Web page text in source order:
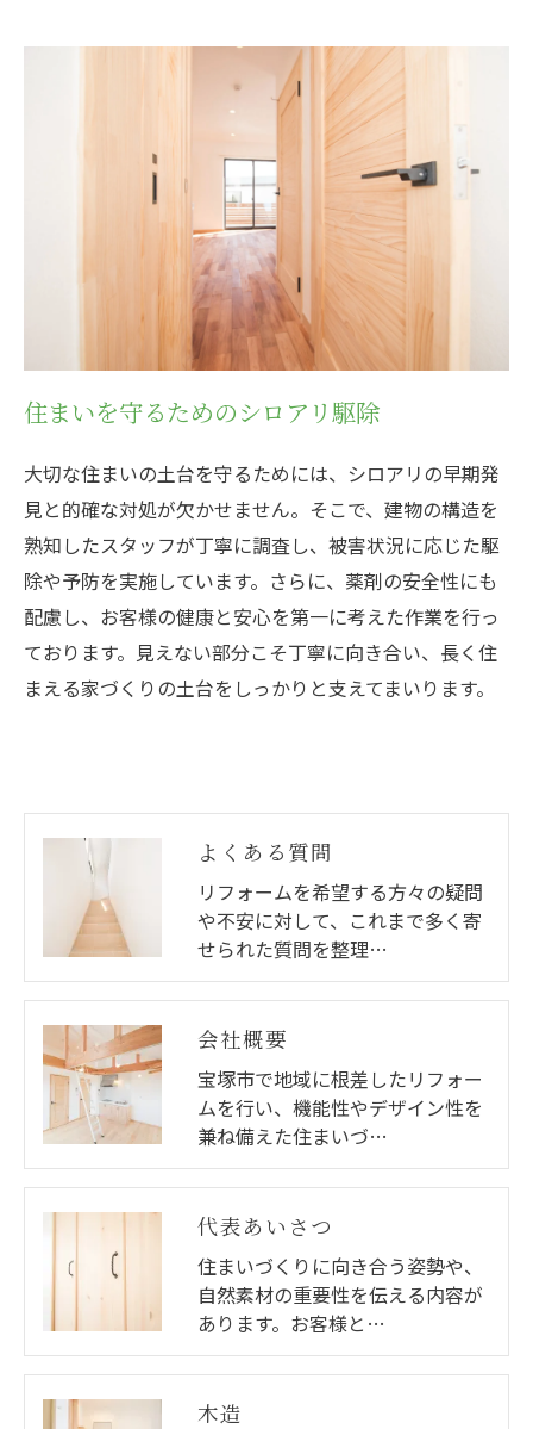
住まいを守るためのシロアリ駆除
大切な住まいの土台を守るためには、シロアリの早期発
見と的確な対処が欠かせません。そこで、建物の構造を
熟知したスタッフが丁寧に調査し、被害状況に応じた駆
除や予防を実施しています。さらに、薬剤の安全性にも
配慮し、お客様の健康と安心を第一に考えた作業を行っ
ております。見えない部分こそ丁寧に向き合い、長く住
まえる家づくりの土台をしっかりと支えてまいります。
よくある質問
リフォームを希望する方々の疑問
や不安に対して、これまで多く寄
せられた質問を整理…
会社概要
宝塚市で地域に根差したリフォー
ムを行い、機能性やデザイン性を
兼ね備えた住まいづ…
代表あいさつ
住まいづくりに向き合う姿勢や、
自然素材の重要性を伝える内容が
あります。お客様と…
木造
お気軽にご相談ください